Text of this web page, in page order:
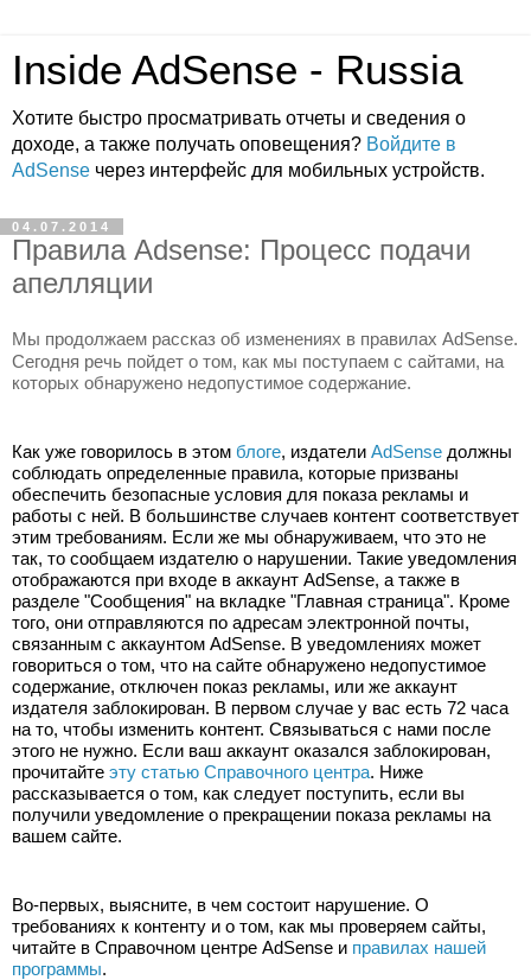
Inside AdSense - Russia
Хотите быстро просматривать отчеты и сведения о
доходе, а также получать оповещения? Войдите в
AdSense через интерфейс для мобильных устройств.
04.07.2014
Правила Adsense: Процесс подачи
апелляции
Мы продолжаем рассказ об изменениях в правилах AdSense.
Сегодня речь пойдет о том, как мы поступаем с сайтами, на
которых обнаружено недопустимое содержание.
Как уже говорилось в этом блоге, издатели AdSense должны
соблюдать определенные правила, которые призваны
обеспечить безопасные условия для показа рекламы и
работы с ней. В большинстве случаев контент соответствует
этим требованиям. Если же мы обнаруживаем, что это не
так, то сообщаем издателю о нарушении. Такие уведомления
отображаются при входе в аккаунт AdSense, а также в
разделе "Сообщения" на вкладке "Главная страница". Кроме
того, они отправляются по адресам электронной почты,
связанным с аккаунтом AdSense. В уведомлениях может
говориться о том, что на сайте обнаружено недопустимое
содержание, отключен показ рекламы, или же аккаунт
издателя заблокирован. В первом случае у вас есть 72 часа
на то, чтобы изменить контент. Связываться с нами после
этого не нужно. Если ваш аккаунт оказался заблокирован,
прочитайте эту статью Справочного центра. Ниже
рассказывается о том, как следует поступить, если вы
получили уведомление о прекращении показа рекламы на
вашем сайте.
Во-первых, выясните, в чем состоит нарушение. О
требованиях к контенту и о том, как мы проверяем сайты,
читайте в Справочном центре AdSense и правилах нашей
программы.